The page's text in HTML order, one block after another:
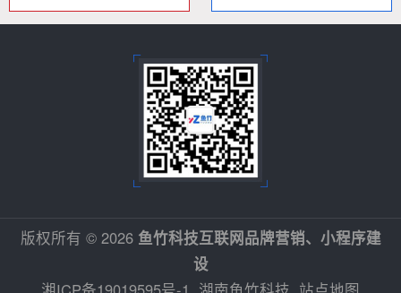
版权所有 © 2026 鱼竹科技互联网品牌营销、小程序建
设